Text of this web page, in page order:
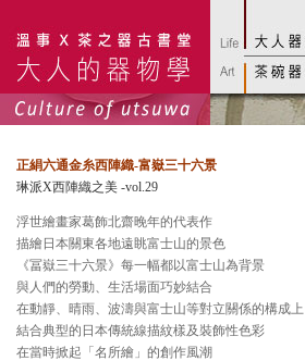
正絹六通金糸西陣織-富嶽三十六景
琳派X西陣織之美 -vol.29
浮世繪畫家葛飾北齋晚年的代表作
描繪日本關東各地遠眺富士山的景色
《冨嶽三十六景》每一幅都以富士山為背景
與人們的勞動、生活場面巧妙結合
在動靜、晴雨、波濤與富士山等對立關係的構成上
結合典型的日本傳統線描紋樣及裝飾性色彩
在當時掀起「名所繪」的創作風潮